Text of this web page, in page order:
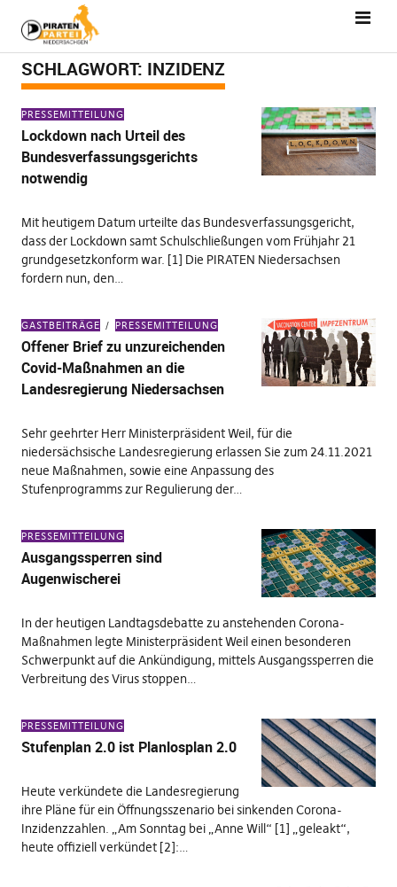
SCHLAGWORT: INZIDENZ
PRESSEMITTEILUNG
Lockdown nach Urteil des
Bundesverfassungsgerichts
notwendig
Mit heutigem Datum urteilte das Bundesverfassungsgericht,
dass der Lockdown samt Schulschließungen vom Frühjahr 21
grundgesetzkonform war. [1] Die PIRATEN Niedersachsen
fordern nun, den…
GASTBEITRÄGE PRESSEMITTEILUNG
Offener Brief zu unzureichenden
Covid-Maßnahmen an die
Landesregierung Niedersachsen
Sehr geehrter Herr Ministerpräsident Weil, für die
niedersächsische Landesregierung erlassen Sie zum 24.11.2021
neue Maßnahmen, sowie eine Anpassung des
Stufenprogramms zur Regulierung der…
PRESSEMITTEILUNG
Ausgangssperren sind
Augenwischerei
In der heutigen Landtagsdebatte zu anstehenden Corona-
Maßnahmen legte Ministerpräsident Weil einen besonderen
Schwerpunkt auf die Ankündigung, mittels Ausgangssperren die
Verbreitung des Virus stoppen…
PRESSEMITTEILUNG
Stufenplan 2.0 ist Planlosplan 2.0
Heute verkündete die Landesregierung
ihre Pläne für ein Öffnungsszenario bei sinkenden Corona-
Inzidenzzahlen. „Am Sonntag bei „Anne Will“ [1] „geleakt“,
heute offiziell verkündet [2]:…